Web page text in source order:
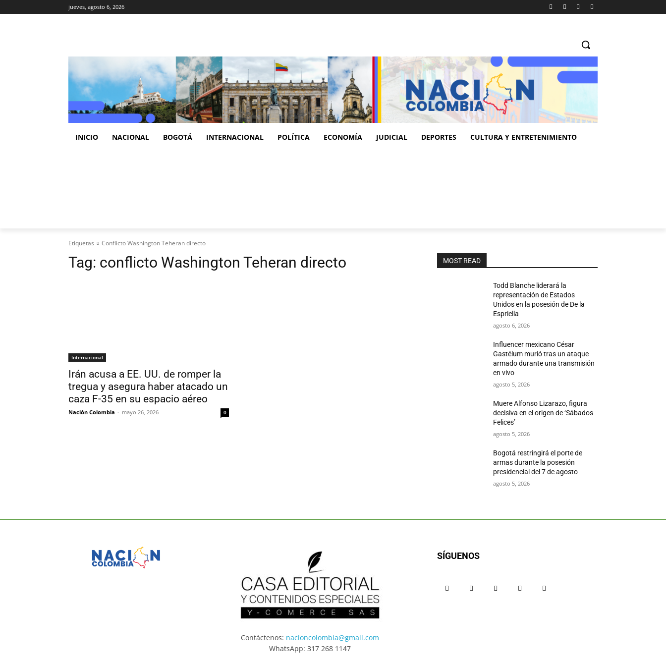
jueves, agosto 6, 2026
INICIO NACIONAL BOGOTÁ INTERNACIONAL POLÍTICA ECONOMÍA JUDICIAL DEPORTES CULTURA Y ENTRETENIMIENTO
Etiquetas Conflicto Washington Teheran directo
Tag: conflicto Washington Teheran directo
Internacional
Irán acusa a EE. UU. de romper la
tregua y asegura haber atacado un
caza F-35 en su espacio aéreo
Nación Colombia - mayo 26, 2026 0
MOST READ
Todd Blanche liderará la
representación de Estados
Unidos en la posesión de De la
Espriella
agosto 6, 2026
Influencer mexicano César
Gastélum murió tras un ataque
armado durante una transmisión
en vivo
agosto 5, 2026
Muere Alfonso Lizarazo, figura
decisiva en el origen de ‘Sábados
Felices’
agosto 5, 2026
Bogotá restringirá el porte de
armas durante la posesión
presidencial del 7 de agosto
agosto 5, 2026
Contáctenos: nacioncolombia@gmail.com
WhatsApp: 317 268 1147
SÍGUENOS